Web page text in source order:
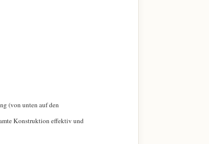
(von unten auf den
Konstruktion effektiv und